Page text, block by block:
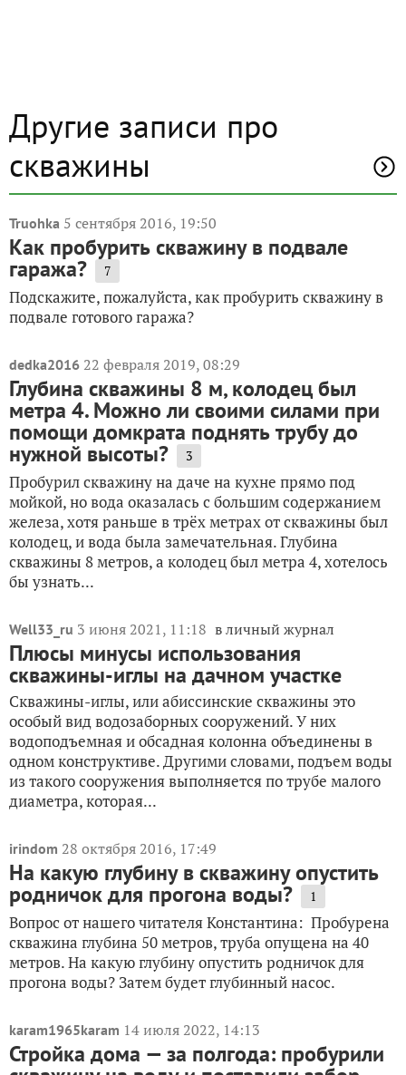
Другие записи про
скважины
Truohka 5 сентября 2016, 19:50
Как пробурить скважину в подвале
гаража? 7
Подскажите, пожалуйста, как пробурить скважину в
подвале готового гаража?
dedka2016 22 февраля 2019, 08:29
Глубина скважины 8 м, колодец был
метра 4. Можно ли своими силами при
помощи домкрата поднять трубу до
нужной высоты? 3
Пробурил скважину на даче на кухне прямо под
мойкой, но вода оказалась с большим содержанием
железа, хотя раньше в трёх метрах от скважины был
колодец, и вода была замечательная. Глубина
скважины 8 метров, а колодец был метра 4, хотелось
бы узнать...
Well33_ru 3 июня 2021, 11:18 в личный журнал
Плюсы минусы использования
скважины-иглы на дачном участке
Скважины-иглы, или абиссинские скважины это
особый вид водозаборных сооружений. У них
водоподъемная и обсадная колонна объединены в
одном конструктиве. Другими словами, подъем воды
из такого сооружения выполняется по трубе малого
диаметра, которая...
irindom 28 октября 2016, 17:49
На какую глубину в скважину опустить
родничок для прогона воды? 1
Вопрос от нашего читателя Константина: Пробурена
скважина глубина 50 метров, труба опущена на 40
метров. На какую глубину опустить родничок для
прогона воды? Затем будет глубинный насос.
karam1965karam 14 июля 2022, 14:13
Стройка дома — за полгода: пробурили